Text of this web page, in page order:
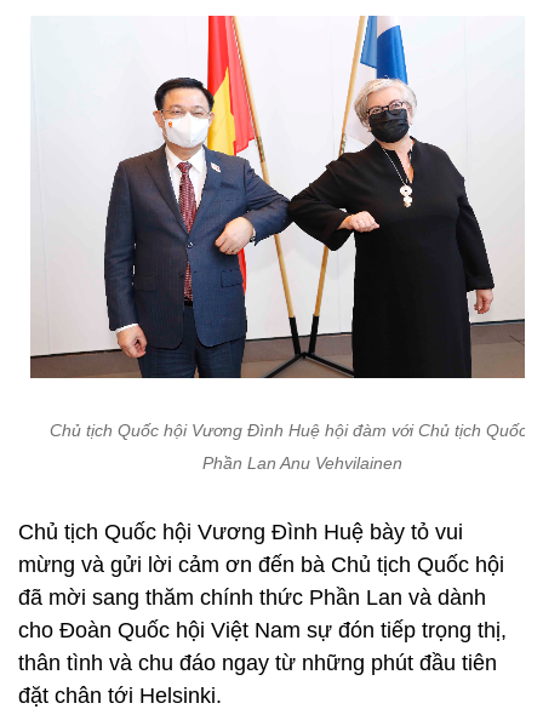
Chủ tịch Quốc hội Vương Đình Huệ hội đàm với Chủ tịch Quốc
Phần Lan Anu Vehvilainen
Chủ tịch Quốc hội Vương Đình Huệ bày tỏ vui
mừng và gửi lời cảm ơn đến bà Chủ tịch Quốc hội
đã mời sang thăm chính thức Phần Lan và dành
cho Đoàn Quốc hội Việt Nam sự đón tiếp trọng thị,
thân tình và chu đáo ngay từ những phút đầu tiên
đặt chân tới Helsinki.